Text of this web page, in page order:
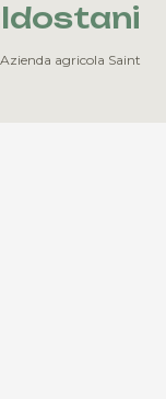
agricola Saint